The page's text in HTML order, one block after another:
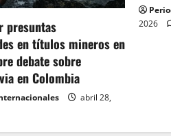
presuntas
en títulos mineros en
debate sobre
en Colombia
abril 28,
2026